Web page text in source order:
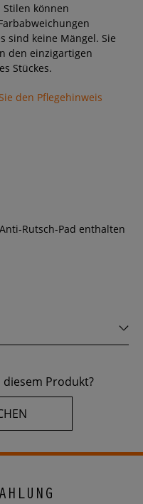
können
sind keine Mängel. Sie
den einzigartigen
Stückes.
den Pflegehinweis
Rutsch-Pad enthalten
diesem Produkt?